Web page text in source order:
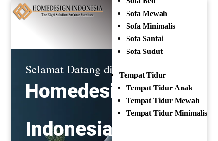
OPEN EVERYDAY
(+62) 81 229 604 267
Selamat Datang di
Homedesign
Indonesia
Sofa Mewah
Sofa Minimalis
Sofa Santai
Sofa Sudut
Tempat Tidur
Tempat Tidur Anak
Tempat Tidur Mewah
Tempat Tidur Minimalis